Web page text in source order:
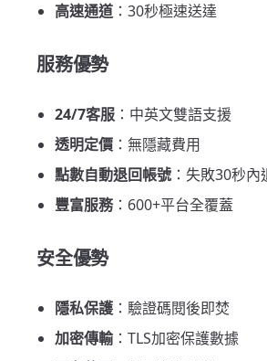
高速通道 ：30秒極速送達
服務優勢
24/7客服 ：中英文雙語支援
透明定價 ：無隱藏費用
點數自動退回帳號 ：失敗30秒內
豐富服務：600+平台全覆蓋
安全優勢
隱私保護 ：驗證碼閱後即焚
加密傳輸：TLS加密保護數據